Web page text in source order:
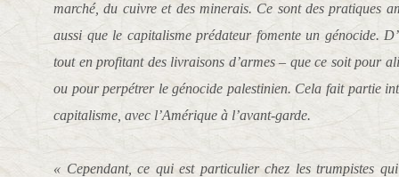
marché, du cuivre et des minerais. Ce sont des pratiques
aussi que le capitalisme prédateur fomente un génocide.
tout en profitant des livraisons d’armes – que ce soit pour
ou pour perpétrer le génocide palestinien. Cela fait partie
capitalisme, avec l’Amérique à l’avant-garde.
« Cependant, ce qui est particulier chez les trumpistes